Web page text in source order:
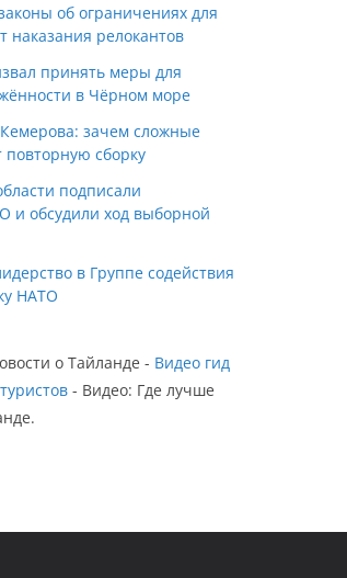
об ограничениях для
наказания релокантов
принять меры для
в Чёрном море
зачем сложные
сборку
подписали
и обсудили ход выборной
в Группе содействия
НАТО
о Тайланде - Видео гид
- Видео: Где лучше